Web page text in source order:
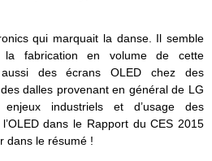
qui marquait la danse. Il semble
fabrication en volume de cette
des écrans OLED chez des
dalles provenant en général de LG
enjeux industriels et d’usage des
dans le Rapport du CES 2015
dans le résumé !